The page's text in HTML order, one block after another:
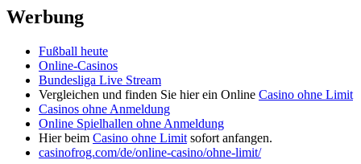
Werbung
Fußball heute
Online-Casinos
Bundesliga Live Stream
Vergleichen und finden Sie hier ein Online Casino ohne Limit
Casinos ohne Anmeldung
Online Spielhallen ohne Anmeldung
Hier beim Casino ohne Limit sofort anfangen.
casinofrog.com/de/online-casino/ohne-limit/